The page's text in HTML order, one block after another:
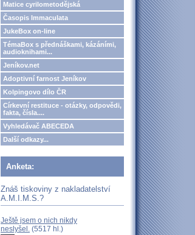
Matice cyrilometodějská
Časopis Immaculata
JukeBox on-line
TémaBox s přednáškami, kázáními,
audioknihami...
Jeníkov.net
Adoptivní farnost Jeníkov
Kolpingovo dílo ČR
Církevní restituce - otázky, odpovědi,
fakta, čísla....
Vyhledávač ABECEDA
Další odkazy...
Anketa:
Znáš tiskoviny z nakladatelství
A.M.I.M.S.?
Ještě jsem o nich nikdy
neslyšel. (5517 hl.)